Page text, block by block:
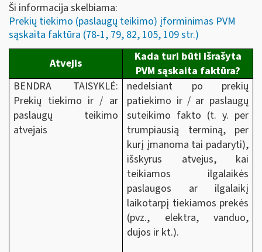
Ši informacija skelbiama:
Prekių tiekimo (paslaugų teikimo) įforminimas PVM
sąskaita faktūra (78-1, 79, 82, 105, 109 str.)
Atvejis
Kada turi būti išrašyta
PVM sąskaita faktūra?
BENDRA TAISYKLĖ:
Prekių tiekimo ir / ar
paslaugų teikimo
atvejais
nedelsiant po prekių
patiekimo ir / ar paslaugų
suteikimo fakto (t. y. per
trumpiausią terminą, per
kurį įmanoma tai padaryti),
išskyrus atvejus, kai
teikiamos ilgalaikės
paslaugos ar ilgalaikį
laikotarpį tiekiamos prekės
(pvz., elektra, vanduo,
dujos ir kt.).